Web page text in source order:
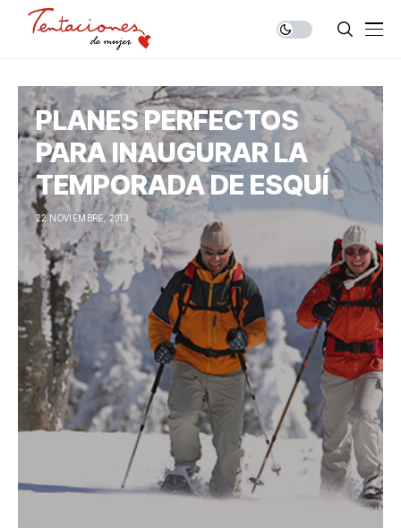
PLANES PERFECTOS
PARA INAUGURAR LA
TEMPORADA DE ESQUÍ
22 NOVIEMBRE, 2013